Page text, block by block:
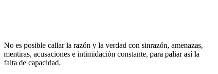
No es posible callar la razón y la verdad con sinrazón, amenazas,
mentiras, acusaciones e intimidación constante, para paliar así la
falta de capacidad.